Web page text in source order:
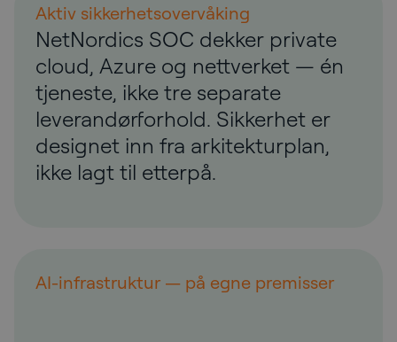
Aktiv sikkerhetsovervåking
NetNordics SOC dekker private
cloud, Azure og nettverket — én
tjeneste, ikke tre separate
leverandørforhold. Sikkerhet er
designet inn fra arkitekturplan,
ikke lagt til etterpå.
AI-infrastruktur — på egne premisser